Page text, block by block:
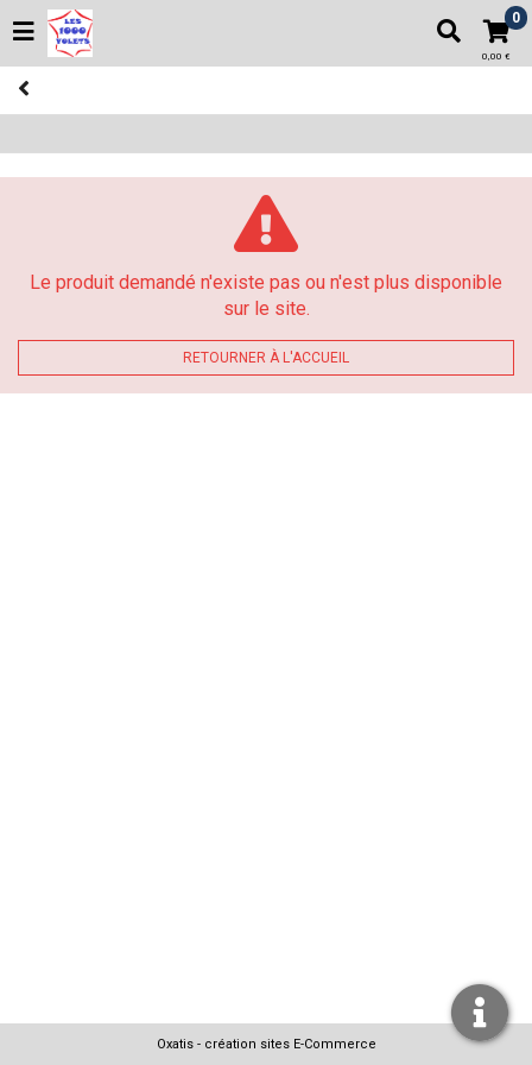
0
0,00 €
Le produit demandé n'existe pas ou n'est plus disponible
sur le site.
RETOURNER À L'ACCUEIL
Oxatis - création sites E-Commerce